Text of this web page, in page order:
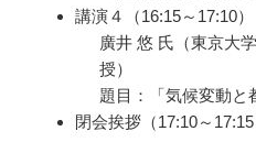
講演４（16:15～17:10）
廣井 悠 氏（東京大
授）
題目：「気候変動と
閉会挨拶（17:10～17:15